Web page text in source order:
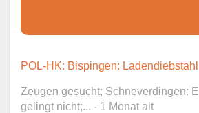
Dieser Teil dient lediglich
öffentlich sichtbar.
POL-HK: Bispingen: Ladendiebstahl
Zeugen gesucht; Schneverdingen:
gelingt nicht;... - 1 Monat alt